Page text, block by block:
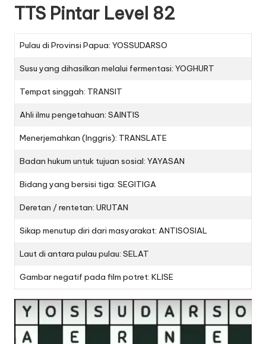
TTS Pintar Level 82
Pulau di Provinsi Papua: YOSSUDARSO
Susu yang dihasilkan melalui fermentasi: YOGHURT
Tempat singgah: TRANSIT
Ahli ilmu pengetahuan: SAINTIS
Menerjemahkan (Inggris): TRANSLATE
Badan hukum untuk tujuan sosial: YAYASAN
Bidang yang bersisi tiga: SEGITIGA
Deretan / rentetan: URUTAN
Sikap menutup diri dari masyarakat: ANTISOSIAL
Laut di antara pulau pulau: SELAT
Gambar negatif pada film potret: KLISE